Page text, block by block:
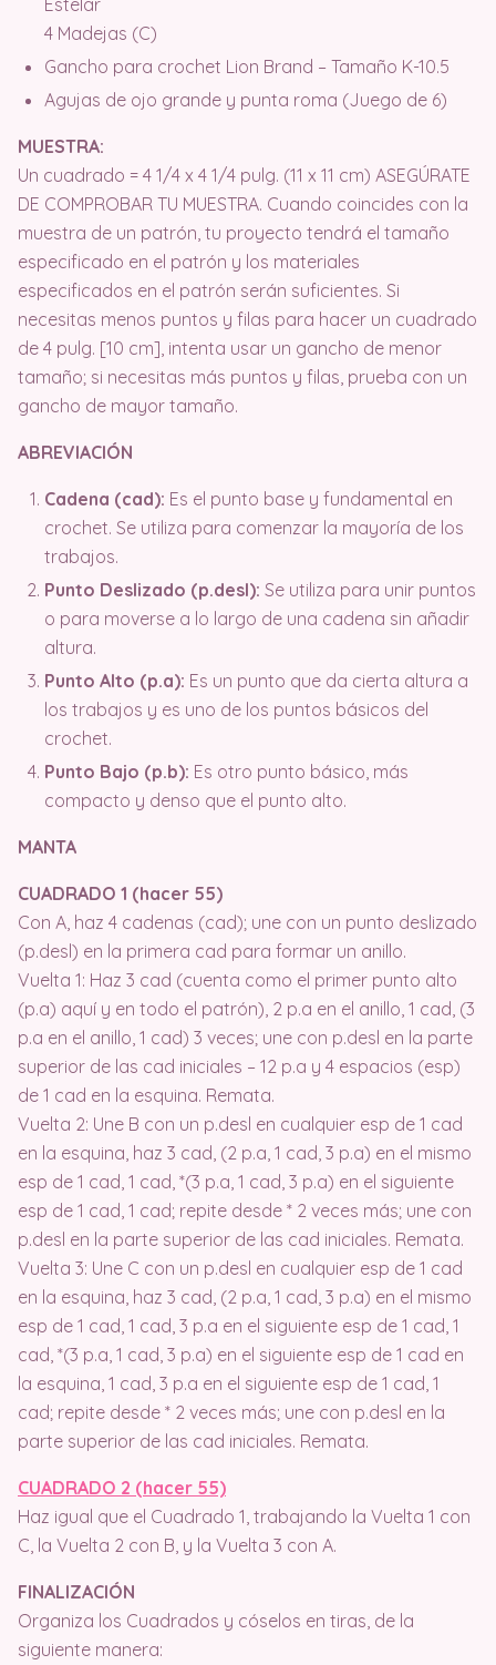
4 Madejas (C)
Gancho para crochet Lion Brand – Tamaño K-10.5
Agujas de ojo grande y punta roma (Juego de 6)
MUESTRA:
Un cuadrado = 4 1/4 x 4 1/4 pulg. (11 x 11 cm) ASEGÚRATE
DE COMPROBAR TU MUESTRA. Cuando coincides con la
muestra de un patrón, tu proyecto tendrá el tamaño
especificado en el patrón y los materiales
especificados en el patrón serán suficientes. Si
necesitas menos puntos y filas para hacer un cuadrado
de 4 pulg. [10 cm], intenta usar un gancho de menor
tamaño; si necesitas más puntos y filas, prueba con un
gancho de mayor tamaño.
ABREVIACIÓN
Cadena (cad): Es el punto base y fundamental en
crochet. Se utiliza para comenzar la mayoría de los
trabajos.
Punto Deslizado (p.desl): Se utiliza para unir puntos
o para moverse a lo largo de una cadena sin añadir
altura.
Punto Alto (p.a): Es un punto que da cierta altura a
los trabajos y es uno de los puntos básicos del
crochet.
Punto Bajo (p.b): Es otro punto básico, más
compacto y denso que el punto alto.
MANTA
CUADRADO 1 (hacer 55)
Con A, haz 4 cadenas (cad); une con un punto deslizado
(p.desl) en la primera cad para formar un anillo.
Vuelta 1: Haz 3 cad (cuenta como el primer punto alto
(p.a) aquí y en todo el patrón), 2 p.a en el anillo, 1 cad, (3
p.a en el anillo, 1 cad) 3 veces; une con p.desl en la parte
superior de las cad iniciales – 12 p.a y 4 espacios (esp)
de 1 cad en la esquina. Remata.
Vuelta 2: Une B con un p.desl en cualquier esp de 1 cad
en la esquina, haz 3 cad, (2 p.a, 1 cad, 3 p.a) en el mismo
esp de 1 cad, 1 cad, *(3 p.a, 1 cad, 3 p.a) en el siguiente
esp de 1 cad, 1 cad; repite desde * 2 veces más; une con
p.desl en la parte superior de las cad iniciales. Remata.
Vuelta 3: Une C con un p.desl en cualquier esp de 1 cad
en la esquina, haz 3 cad, (2 p.a, 1 cad, 3 p.a) en el mismo
esp de 1 cad, 1 cad, 3 p.a en el siguiente esp de 1 cad, 1
cad, *(3 p.a, 1 cad, 3 p.a) en el siguiente esp de 1 cad en
la esquina, 1 cad, 3 p.a en el siguiente esp de 1 cad, 1
cad; repite desde * 2 veces más; une con p.desl en la
parte superior de las cad iniciales. Remata.
CUADRADO 2 (hacer 55)
Haz igual que el Cuadrado 1, trabajando la Vuelta 1 con
C, la Vuelta 2 con B, y la Vuelta 3 con A.
FINALIZACIÓN
Organiza los Cuadrados y cóselos en tiras, de la
siguiente manera: